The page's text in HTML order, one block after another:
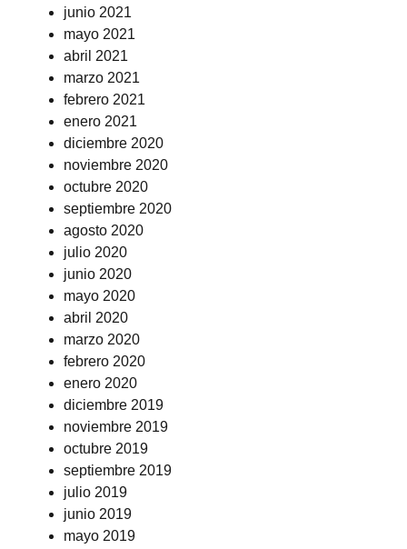
junio 2021
mayo 2021
abril 2021
marzo 2021
febrero 2021
enero 2021
diciembre 2020
noviembre 2020
octubre 2020
septiembre 2020
agosto 2020
julio 2020
junio 2020
mayo 2020
abril 2020
marzo 2020
febrero 2020
enero 2020
diciembre 2019
noviembre 2019
octubre 2019
septiembre 2019
julio 2019
junio 2019
mayo 2019